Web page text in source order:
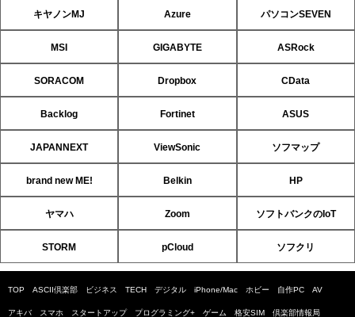
キヤノンMJ Azure パソコンSEVEN
MSI GIGABYTE ASRock
SORACOM Dropbox CData
Backlog Fortinet ASUS
JAPANNEXT ViewSonic ソフマップ
brand new ME! Belkin HP
ヤマハ Zoom ソフトバンクのIoT
STORM pCloud ソフクリ
TOP ASCII倶楽部 ビジネス TECH デジタル iPhone/Mac ホビー 自作PC AV
アキバ スマホ スタートアップ プログラミング+ ゲーム 格安SIM 倶楽部情報局